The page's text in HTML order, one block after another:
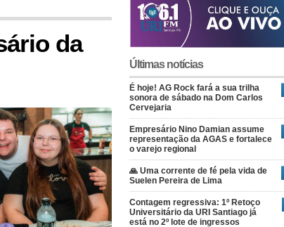
da
Últimas notícias
É hoje! AG Rock fará a sua trilha
sonora de sábado na Dom Carlos
Cervejaria
Empresário Nino Damian assume
representação da AGAS e fortalece
o varejo regional
🙏 Uma corrente de fé pela vida de
Suelen Pereira de Lima
Contagem regressiva: 1º Retoço
Universitário da URI Santiago já
está no 2º lote de ingressos